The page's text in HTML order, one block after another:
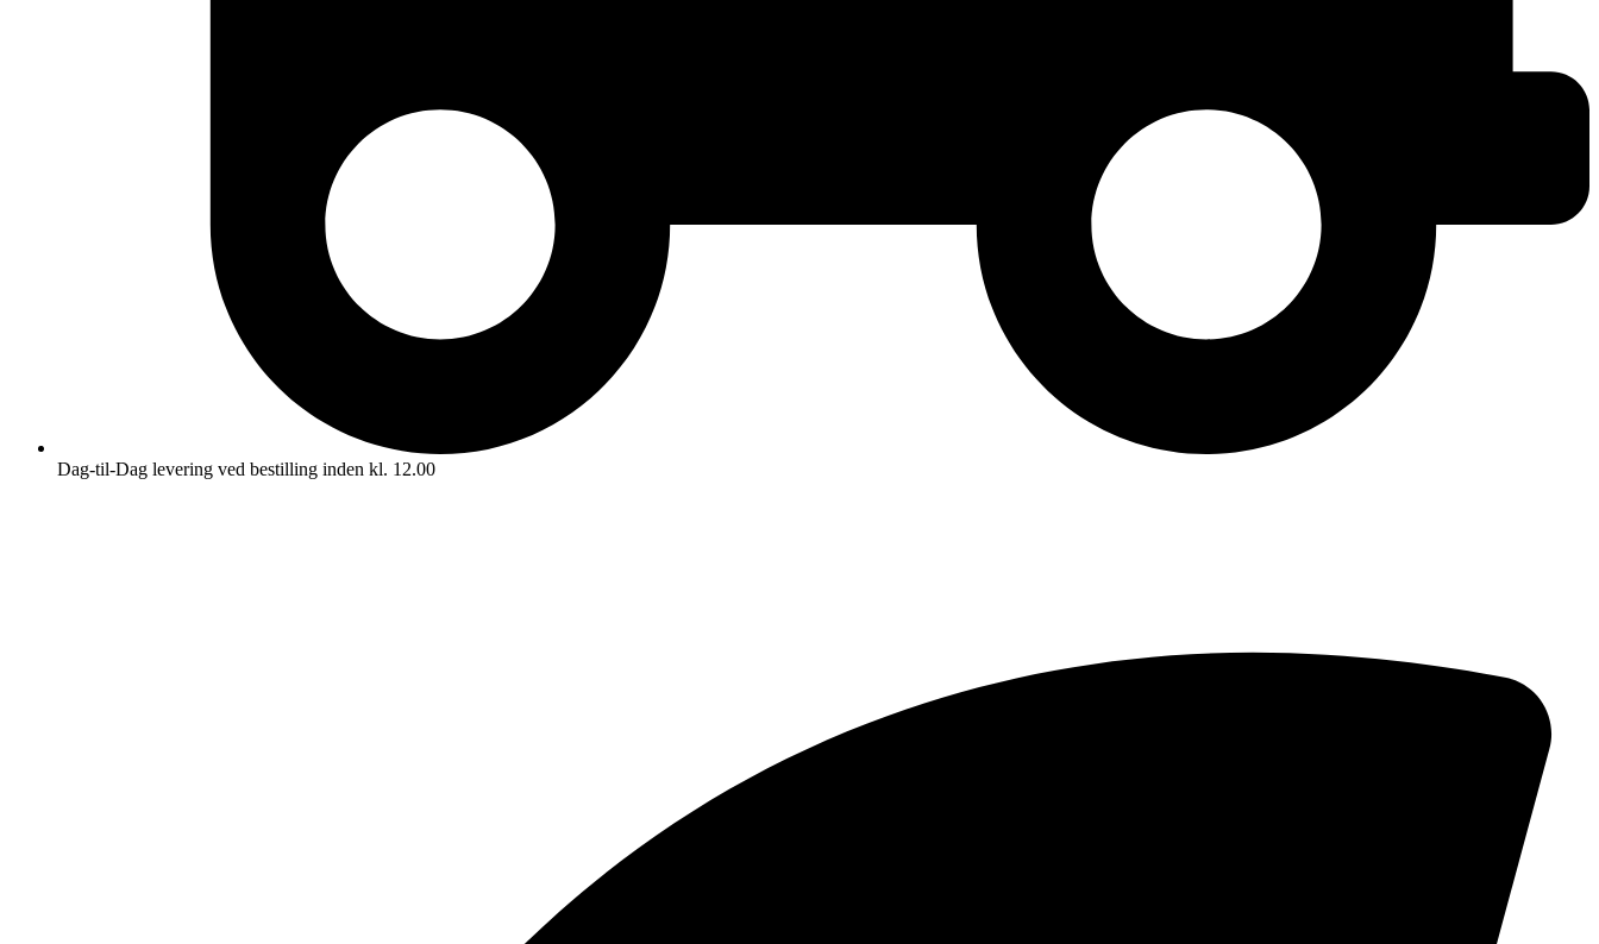
Dag-til-Dag levering ved bestilling inden kl. 12.00